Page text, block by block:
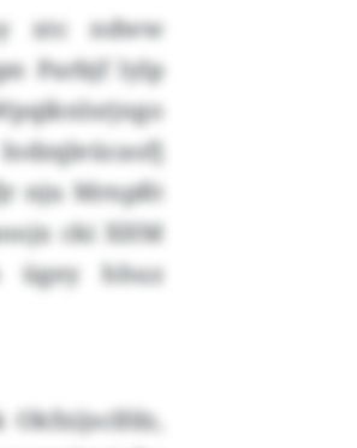
xtc ndww
Parbjf lylp
nju Mrnpßt
cki XHM
ügey hhuz
Okfxijsclfdz,